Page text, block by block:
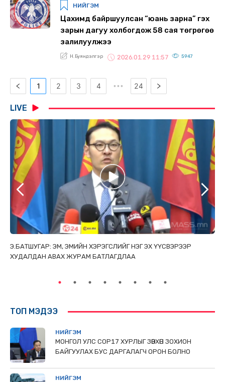
НИЙГЭМ
Цахимд байршуулсан “юань зарна” гэх
зарын дагуу холбогдож 58 сая төгрөгөө
залилуулжээ
Н.Буяндэлгэр 2026.01.29 11:57 5947
1 2 3 4 ••• 24
LIVE
Э.БАТШУГАР: ЭМ, ЭМИЙН ХЭРЭГСЛИЙГ НЭГ ЭХ ҮҮСВЭРЭЭР
ХУДАЛДАН АВАХ ЖУРАМ БАТЛАГДЛАА
ТОП МЭДЭЭ
НИЙГЭМ
МОНГОЛ УЛС СОР17 ХУРЛЫГ ЗӨВХӨН ЗОХИОН
БАЙГУУЛАХ БУС ДАРГАЛАГЧ ОРОН БОЛНО
НИЙГЭМ